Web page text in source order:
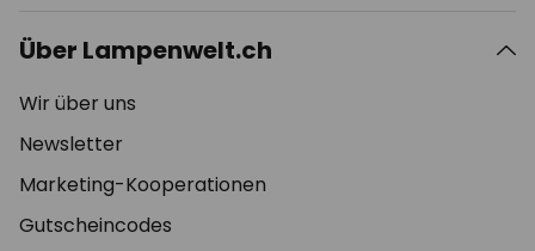
Über Lampenwelt.ch
Wir über uns
Newsletter
Marketing-Kooperationen
Gutscheincodes